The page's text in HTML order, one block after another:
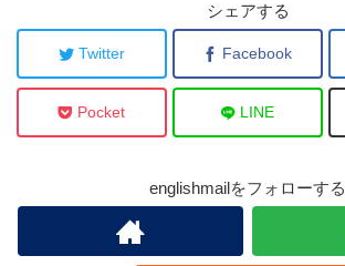
シェアする
Twitter Facebook
Pocket LINE
englishmailをフォローする